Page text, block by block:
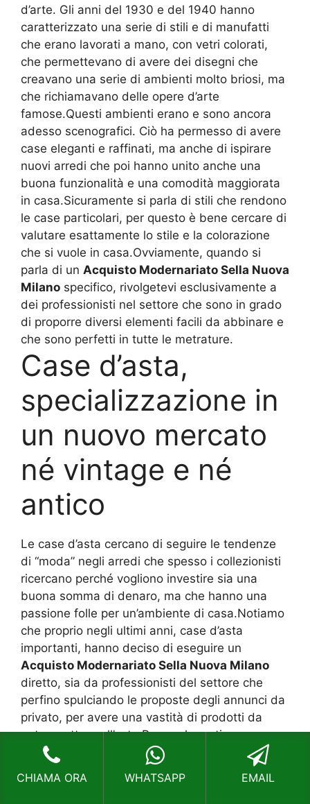
d’arte. Gli anni del 1930 e del 1940 hanno
caratterizzato una serie di stili e di manufatti
che erano lavorati a mano, con vetri colorati,
che permettevano di avere dei disegni che
creavano una serie di ambienti molto briosi, ma
che richiamavano delle opere d’arte
famose.Questi ambienti erano e sono ancora
adesso scenografici. Ciò ha permesso di avere
case eleganti e raffinati, ma anche di ispirare
nuovi arredi che poi hanno unito anche una
buona funzionalità e una comodità maggiorata
in casa.Sicuramente si parla di stili che rendono
le case particolari, per questo è bene cercare di
valutare esattamente lo stile e la colorazione
che si vuole in casa.Ovviamente, quando si
parla di un Acquisto Modernariato Sella Nuova
Milano specifico, rivolgetevi esclusivamente a
dei professionisti nel settore che sono in grado
di proporre diversi elementi facili da abbinare e
che sono perfetti in tutte le metrature.
Case d’asta,
specializzazione in
un nuovo mercato
né vintage e né
antico
Le case d’asta cercano di seguire le tendenze
di “moda” negli arredi che spesso i collezionisti
ricercano perché vogliono investire sia una
buona somma di denaro, ma che hanno una
passione folle per un’ambiente di casa.Notiamo
che proprio negli ultimi anni, case d’asta
importanti, hanno deciso di eseguire un
Acquisto Modernariato Sella Nuova Milano
diretto, sia da professionisti del settore che
perfino spulciando le proposte degli annunci da
privato, per avere una vastità di prodotti da
poter mettere all’asta.Per quale motivo un
utente dovrebbe eseguire un
Modernariato Sella Nuova Milano
in un’asta?
Perché si possono acquistare dei prodotti a
CHIAMA ORA WHATSAPP EMAIL